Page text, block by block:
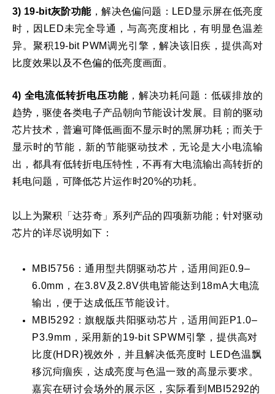
​3) 19-bit灰阶功能，解决色偏问题：LED显示屏在低亮度
时，因LED未完全导通，与高亮度相比，有明显色温差
异。聚积19-bit PWM调光引擎，解决该旧疾，提供高对
比度效果以及不色偏的低亮度画面。
4) 全电流低转折电压功能，解决功耗问题：低碳排放的
趋势，驱使各类电子产品朝向节能设计发展。目前的驱动
芯片技术，普遍可降低画面不显示时的黑屏功耗；而关于
显示时的节能，新的节能驱动技术，无论是大小电流输
出，都具有低转折电压特性，不再有大电流输出高转折的
耗电问题，可降低芯片运作时20%的功耗。
以上为聚积「达芬奇」系列产品的四项新功能；针对驱动
芯片的详尽说明如下：​
MBI5756：通用型共阴驱动芯片，适用间距0.9–
6.0mm，在3.8V及2.8V供电皆能达到18mA大电流
输出，便于达成低压节能设计。
​MBI5292：旗舰版共阳驱动芯片，适用间距P1.0–
P3.9mm，采用新的19-bit SPWM引擎，提供高对
比度(HDR)视效外，并且解决低亮度时 LED色温飘
移沉疴痼疾，达成亮度与色温一致的高显示要求。
嘉宾在研讨会场外的展示区，实际看到MBI5292的